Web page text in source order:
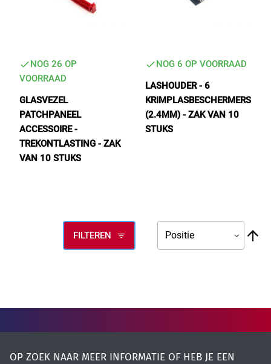
FILTEREN
NOG 26 OP
VOORRAAD
GLASVEZEL
PATCHPANEEL
ACCESSOIRE -
TREKONTLASTING - ZAK
VAN 10 STUKS
NOG 6 OP VOORRAAD
LASHOUDER - 6
KRIMPLASBESCHERMERS
(2.4MM) - ZAK VAN 10
STUKS
OP ZOEK NAAR MEER INFORMATIE OF HEB JE EEN